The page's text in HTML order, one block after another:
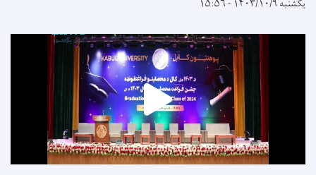
یکشنبه ۱۴۰۳/۱۰/۹ - ۱۵:۵۶